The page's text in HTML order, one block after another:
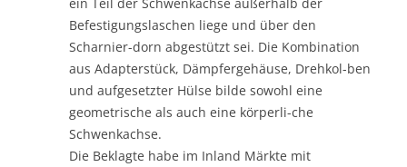
Befestigungslaschen liege und über den
Scharnier-dorn abgestützt sei. Die Kombination
aus Adapterstück, Dämpfergehäuse, Drehkol-ben
und aufgesetzter Hülse bilde sowohl eine
geometrische als auch eine körperli-che
Schwenkachse.
Die Beklagte habe im Inland Märkte mit